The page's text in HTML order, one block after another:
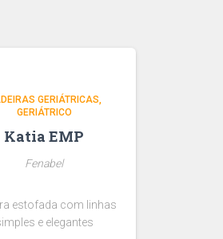
GERIÁTRICAS
GERIÁTRICO
Katia EMP
Fenabel
estofada com linhas
e elegantes